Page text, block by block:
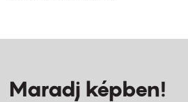
Maradj képben!